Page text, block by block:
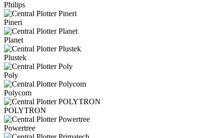
Philips
Pineri
Planet
Plustek
Poly
Polycom
POLYTRON
Powertree